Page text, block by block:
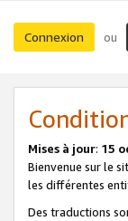
Connexion ou
Mises à jour: 15
Bienvenue sur le
les différentes
Des traductions